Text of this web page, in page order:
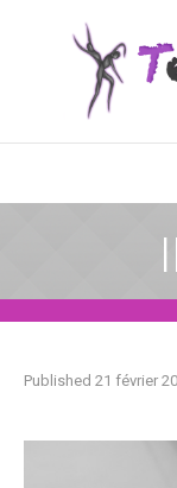
Published 21 février